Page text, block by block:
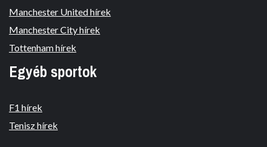
Manchester United hírek
Manchester City hírek
Tottenham hírek
Egyéb sportok
F1 hírek
Tenisz hírek